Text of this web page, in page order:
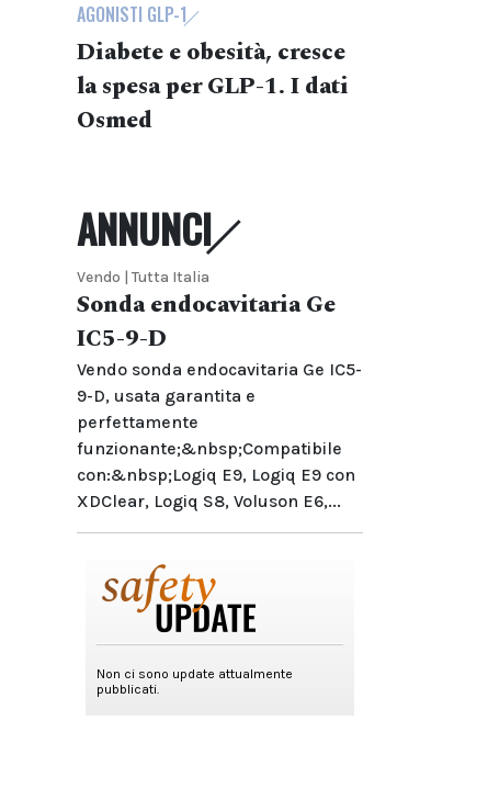
AGONISTI GLP-1
Diabete e obesità, cresce
la spesa per GLP-1. I dati
Osmed
ANNUNCI
Vendo | Tutta Italia
Sonda endocavitaria Ge
IC5-9-D
Vendo sonda endocavitaria Ge IC5-
9-D, usata garantita e
perfettamente
funzionante;&nbsp;Compatibile
con:&nbsp;Logiq E9, Logiq E9 con
XDClear, Logiq S8, Voluson E6,...